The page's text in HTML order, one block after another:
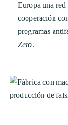
Europa una
cooperación
programas
Zero.